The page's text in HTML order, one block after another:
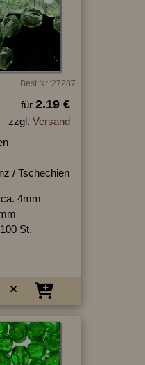
Best.Nr.:27287
für 2.19 €
zzgl. Versand
/ Tschechien
4mm
St.